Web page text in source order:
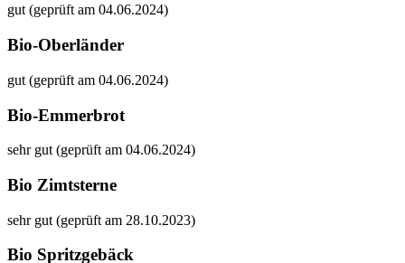
gut (geprüft am 04.06.2024)
Bio-Oberländer
gut (geprüft am 04.06.2024)
Bio-Emmerbrot
sehr gut (geprüft am 04.06.2024)
Bio Zimtsterne
sehr gut (geprüft am 28.10.2023)
Bio Spritzgebäck